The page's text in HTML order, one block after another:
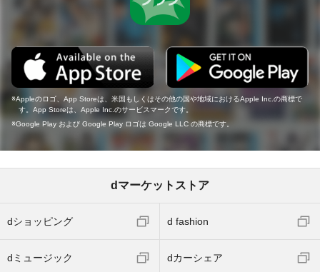
Appleのロゴ、App Storeは、米国もしくはその他の国や地域におけるApple Inc.の商標で
す。App Storeは、Apple Inc.のサービスマークです。
Google Play および Google Play ロゴは Google LLC の商標です。
dマーケットストア
dショッピング d fashion
dミュージック dカーシェア